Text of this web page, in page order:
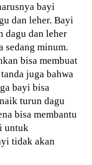
bayi
dan leher. Bayi
dagu dan leher
sedang minum.
bisa membuat
juga bahwa
bayi bisa
turun dagu
bisa membantu
untuk
tidak akan